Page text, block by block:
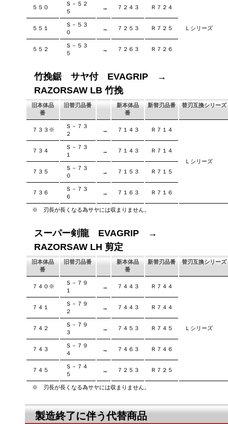
５５０
Ｓ－５２
５
→ ７２４３ Ｒ７２４
Ｌシリーズ
５５１
Ｓ－５３
０
→ ７２５３ Ｒ７２５
５５２
Ｓ－５３
５
→ ７２６３ Ｒ７２６
竹挽鋸 サヤ付 EVAGRIP →
RAZORSAW LB 竹挽
旧本体品
番
旧替刃品番
新本体品
番
新替刃品番 替刃互換シリーズ
７３３※
Ｓ－７３
２
→ ７１４３ Ｒ７１４
Ｌシリーズ
７３４
Ｓ－７３
１
→ ７１４３ Ｒ７１４
７３５
Ｓ－７３
０
→ ７１５３ Ｒ７１５
７３６
Ｓ－７３
６
→ ７１６３ Ｒ７１６
※ 刃長が長くなる為サヤには収まりません。
スーパー剣龍 EVAGRIP →
RAZORSAW LH 剪定
旧本体品
番
旧替刃品番
新本体品
番
新替刃品番 替刃互換シリーズ
７４０※
Ｓ－７９
１
→ ７４４３ Ｒ７４４
Ｌシリーズ
７４１
Ｓ－７９
２
→ ７４４３ Ｒ７４４
７４２
Ｓ－７９
３
→ ７４５３ Ｒ７４５
７４３
Ｓ－７９
４
→ ７４６３ Ｒ７４６
７４５
Ｓ－７４
５
→ ７２５３ Ｒ７２５
※ 刃長が長くなる為サヤには収まりません。
製造終了に伴う代替商品